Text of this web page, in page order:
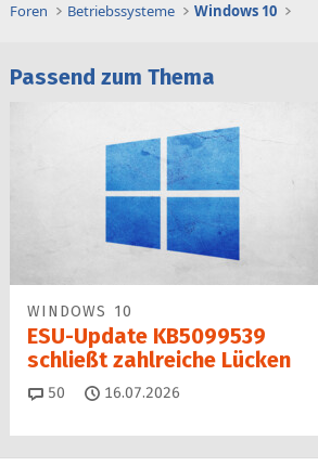
Foren Betriebssysteme Windows 10
Passend zum Thema
WINDOWS 10
ESU-Update KB5099539
schließt zahlreiche Lücken
50 Kommentare
16.07.2026